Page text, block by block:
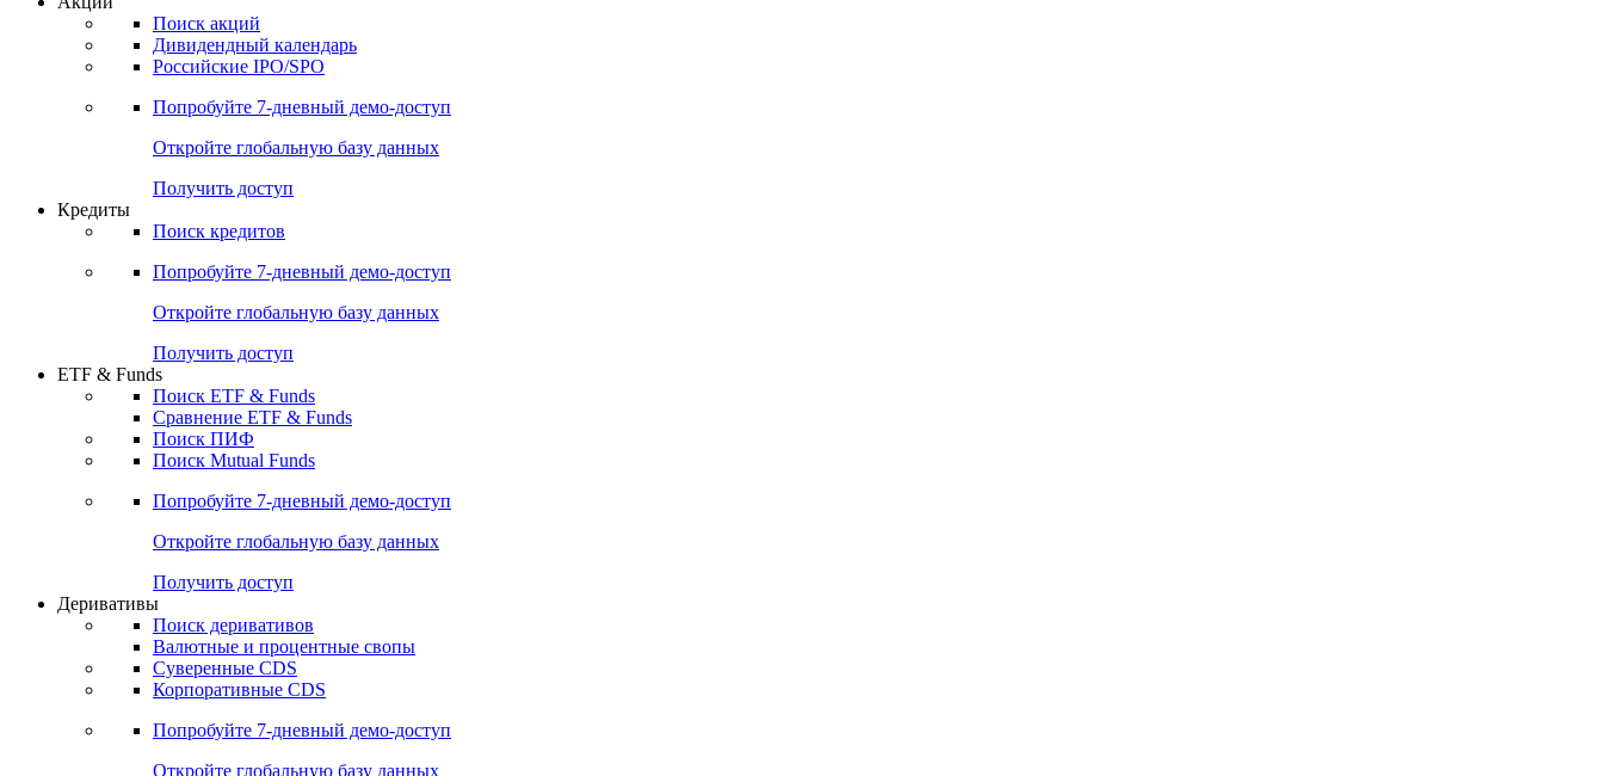
Откройте глобальную базу данных
Получить доступ
Акции
Поиск акций
Дивидендный календарь
Российские IPO/SPO
Попробуйте7-дневный
Откройте глобальную базу данных
Получить доступ
Кредиты
Поиск кредитов
Попробуйте7-дневный
Откройте глобальную базу данных
Получить доступ
ETF & Funds
Поиск ETF & Funds
Сравнение ETF & Funds
Поиск ПИФ
Поиск Mutual Funds
Попробуйте7-дневный
Откройте глобальную базу данных
Получить доступ
Деривативы
Поиск деривативов
Валютные и процентные свопы
Суверенные CDS
Корпоративные CDS